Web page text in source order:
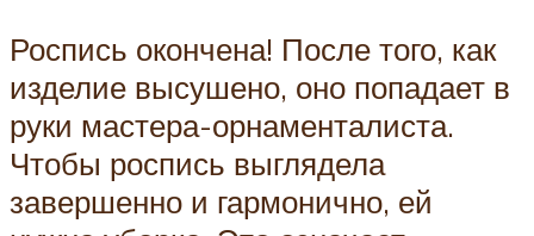
Роспись окончена! После того, как
изделие высушено, оно попадает в
руки мастера-орнаменталиста.
Чтобы роспись выглядела
завершенно и гармонично, ей